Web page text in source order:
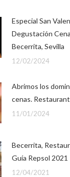
Especial San
Degustación
Becerrita, Sevilla
12/02/2024
Abrimos los
cenas.
11/01/2024
Becerrita,
Guía Repsol 2021
12/04/2021